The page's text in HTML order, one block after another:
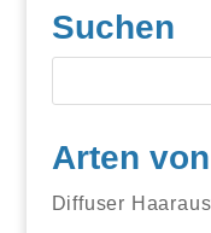
Suchen
Arten
Diffuser